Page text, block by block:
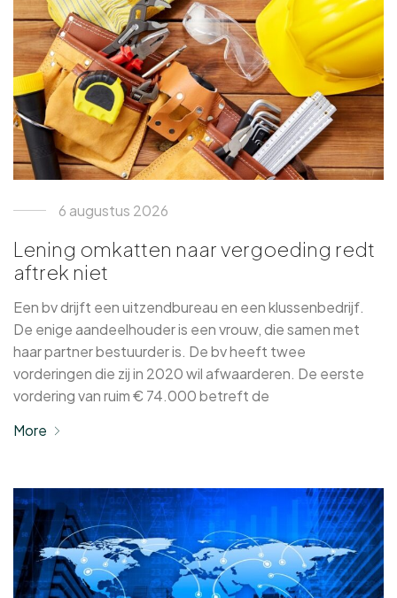
6 augustus 2026
Lening omkatten naar vergoeding redt
aftrek niet
Een bv drijft een uitzendbureau en een klussenbedrijf.
De enige aandeelhouder is een vrouw, die samen met
haar partner bestuurder is. De bv heeft twee
vorderingen die zij in 2020 wil afwaarderen. De eerste
vordering van ruim € 74.000 betreft de
More